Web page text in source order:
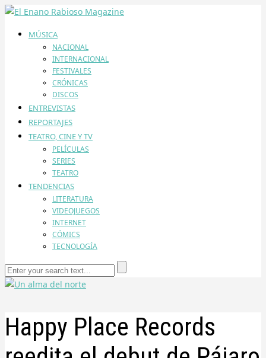
MÚSICA
NACIONAL
INTERNACIONAL
FESTIVALES
CRÓNICAS
DISCOS
ENTREVISTAS
REPORTAJES
TEATRO, CINE Y TV
PELÍCULAS
SERIES
TEATRO
TENDENCIAS
LITERATURA
VIDEOJUEGOS
INTERNET
CÓMICS
TECNOLOGÍA
Happy Place Records